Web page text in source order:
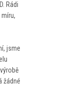
Rádi
jsme
žádné